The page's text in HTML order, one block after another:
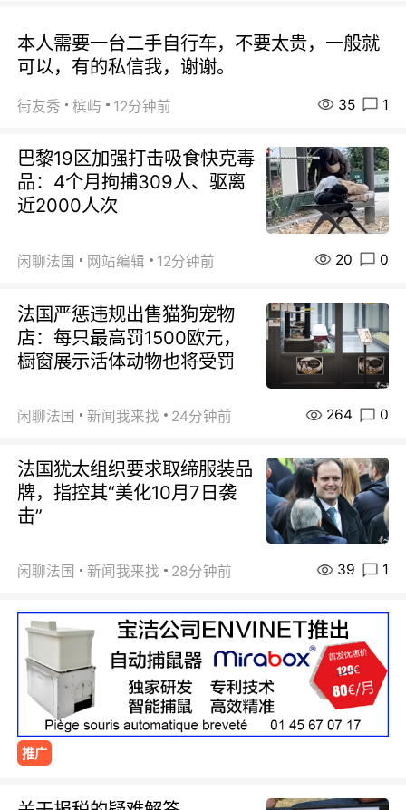
本人需要一台二手自行车，不要太贵，一般就
可以，有的私信我，谢谢。
街友秀 槟屿 12分钟前 35 1
巴黎19区加强打击吸食快克毒
品：4个月拘捕309人、驱离
近2000人次
闲聊法国 网站编辑 12分钟前 20 0
法国严惩违规出售猫狗宠物
店：每只最高罚1500欧元，
橱窗展示活体动物也将受罚
闲聊法国 新闻我来找 24分钟前 264 0
法国犹太组织要求取缔服装品
牌，指控其“美化10月7日袭
击”
闲聊法国 新闻我来找 28分钟前 39 1
推广